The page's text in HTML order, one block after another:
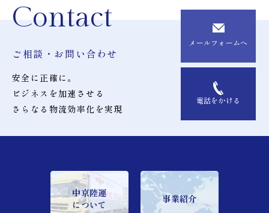
Contact
ご相談・お問い合わせ
安全に正確に。
ビジネスを加速させる
さらなる物流効率化を実現
メールフォームへ
電話をかける
中京陸運
について
事業紹介